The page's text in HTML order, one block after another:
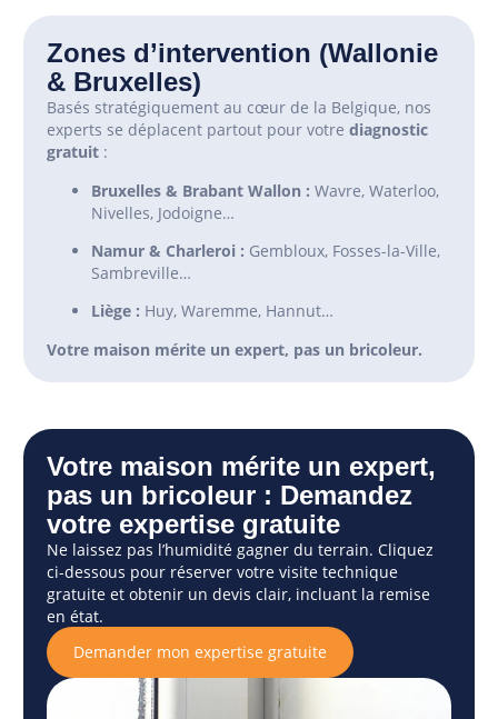
Zones d’intervention (Wallonie
& Bruxelles)
Basés stratégiquement au cœur de la Belgique, nos
experts se déplacent partout pour votre diagnostic
gratuit :
Bruxelles & Brabant Wallon : Wavre, Waterloo,
Nivelles, Jodoigne…
Namur & Charleroi : Gembloux, Fosses-la-Ville,
Sambreville…
Liège : Huy, Waremme, Hannut…
Votre maison mérite un expert, pas un bricoleur.
Votre maison mérite un expert,
pas un bricoleur : Demandez
votre expertise gratuite
Ne laissez pas l’humidité gagner du terrain. Cliquez
ci-dessous pour réserver votre visite technique
gratuite et obtenir un devis clair, incluant la remise
en état.
Demander mon expertise gratuite